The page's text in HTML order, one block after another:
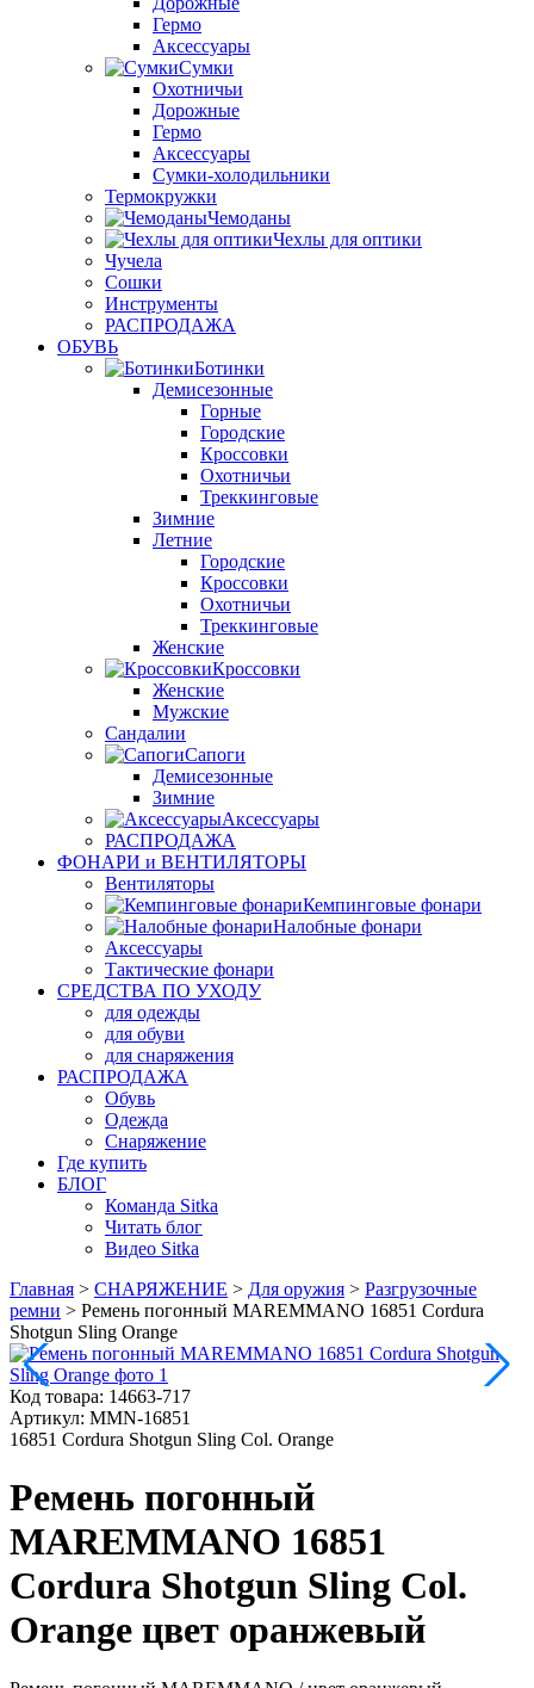
Гермо
Аксессуары
Сумки
Охотничьи
Дорожные
Гермо
Аксессуары
Сумки-холодильники
Термокружки
Чемоданы
Чехлы для оптики
Чучела
Сошки
Инструменты
РАСПРОДАЖА
ОБУВЬ
Ботинки
Демисезонные
Горные
Городские
Кроссовки
Охотничьи
Треккинговые
Зимние
Летние
Городские
Кроссовки
Охотничьи
Треккинговые
Женские
Кроссовки
Женские
Мужские
Сандалии
Сапоги
Демисезонные
Зимние
Аксессуары
РАСПРОДАЖА
ФОНАРИ и ВЕНТИЛЯТОРЫ
Вентиляторы
Кемпинговые фонари
Налобные фонари
Аксессуары
Тактические фонари
СРЕДСТВА ПО УХОДУ
для одежды
для обуви
для снаряжения
РАСПРОДАЖА
Обувь
Одежда
Снаряжение
Где купить
БЛОГ
Команда Sitka
Читать блог
Видео Sitka
Главная > СНАРЯЖЕНИЕ > Для оружия > Разгрузочные
ремни > Ремень погонный MAREMMANO 16851 Cordura
Shotgun Sling Orange
Код товара: 14663-717
Артикул: MMN-16851
16851 Cordura Shotgun Sling Col. Orange
Ремень погонный
MAREMMANO 16851
Cordura Shotgun Sling Col.
Orange цвет оранжевый